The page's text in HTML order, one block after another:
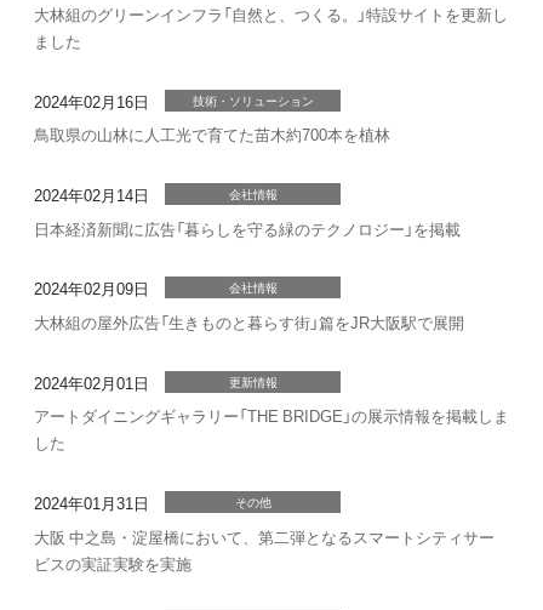
大林組のグリーンインフラ「自然と、つくる。」特設サイトを更新し
ました
2024年02月16日 技術・ソリューション
鳥取県の山林に人工光で育てた苗木約700本を植林
2024年02月14日 会社情報
日本経済新聞に広告「暮らしを守る緑のテクノロジー」を掲載
2024年02月09日 会社情報
大林組の屋外広告「生きものと暮らす街」篇をJR大阪駅で展開
2024年02月01日 更新情報
アートダイニングギャラリー「THE BRIDGE」の展示情報を掲載しま
した
2024年01月31日 その他
大阪 中之島・淀屋橋において、第二弾となるスマートシティサー
ビスの実証実験を実施